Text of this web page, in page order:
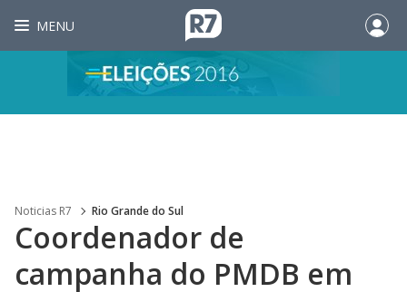
MENU
Noticias R7 Rio Grande do Sul
Coordenador de
campanha do PMDB em